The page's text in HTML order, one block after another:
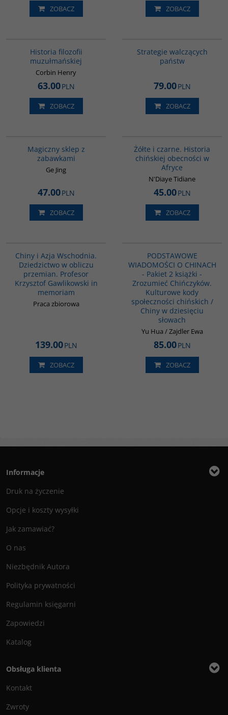
ZOBACZ ZOBACZ
Historia filozofii
muzułmańskiej
Corbin Henry
63.00PLN
ZOBACZ
Strategie walczących
państw
79.00PLN
ZOBACZ
Magiczny sklep z
zabawkami
Ge Jing
47.00PLN
ZOBACZ
Żółte i czarne. Historia
chińskiej obecności w
Afryce
N'Diaye Tidiane
45.00PLN
ZOBACZ
Chiny i Azja Wschodnia.
Dziedzictwo w obliczu
przemian. Profesor
Krzysztof Gawlikowski in
memoriam
Praca zbiorowa
139.00PLN
ZOBACZ
PODSTAWOWE
WIADOMOŚCI O CHINACH
- Pakiet 2 książki -
Zrozumieć Chińczyków.
Kulturowe kody
społeczności chińskich /
Chiny w dziesięciu
słowach
Yu Hua / Zajdler Ewa
85.00PLN
ZOBACZ
Informacje
Druk na życzenie
Opcje i koszty wysyłki
Jak zamawiać?
O nas
Niezbędnik Autora
Polityka prywatności
Regulamin księgarni
Zapowiedzi
Katalog
Obsługa klienta
Kontakt
Zwroty